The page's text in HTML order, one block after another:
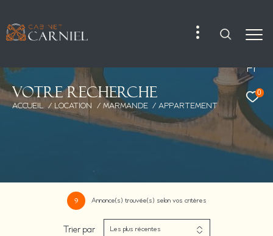
Fr
0
Votre recherche
ACCUEIL LOCATION MARMANDE APPARTEMENT
9 Annonce(s) trouvée(s) selon vos critères
Trier par Les plus récentes